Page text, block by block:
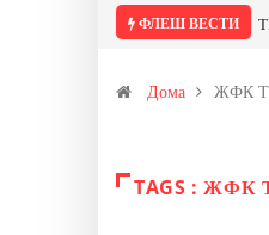
ФЛЕШ ВЕСТИ
Дома ЖФК
TAGS : ЖФК